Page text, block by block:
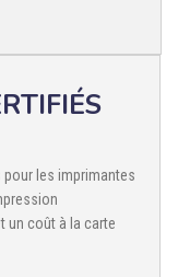
les imprimantes
un coût à la carte